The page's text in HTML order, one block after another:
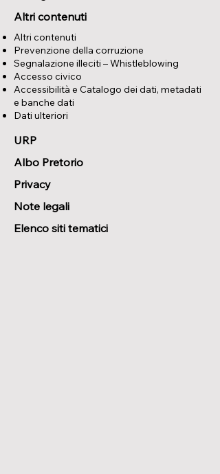
Altri contenuti
Altri contenuti
Prevenzione della corruzione
Segnalazione illeciti – Whistleblowing
Accesso civico
Accessibilità e Catalogo dei dati, metadati
e banche dati
Dati ulteriori
URP
Albo Pretorio
Privacy
Note legali
Elenco siti tematici